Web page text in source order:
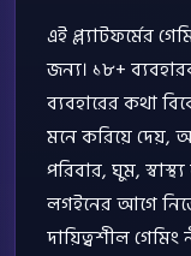
এই প্ল্যাটফর্মের
জন্য। ১৮+
ব্যবহারের কথা
মনে করিয়ে দেয়,
পরিবার, ঘুম,
লগইনের আগে
দায়িত্বশীল